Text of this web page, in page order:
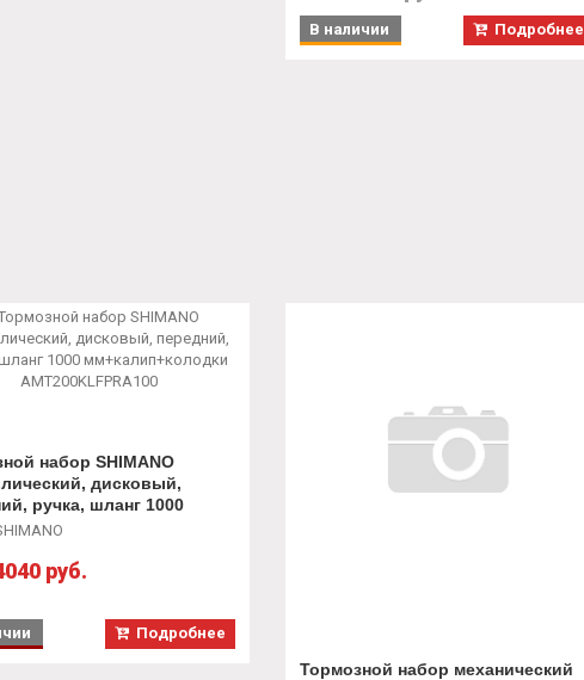
Подробнее
В наличии
набор SHIMANO
дисковый,
ручка, шланг 1000
руб.
Подробнее
Тормозной набор механический